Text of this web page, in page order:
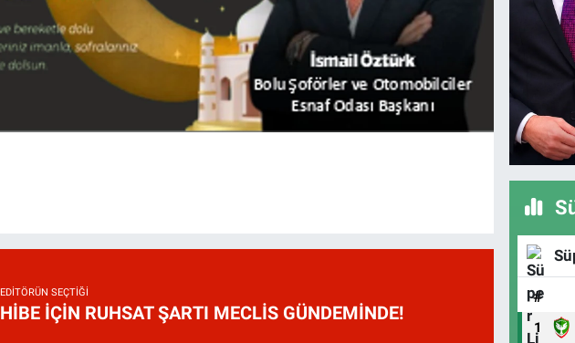
EDITÖRÜN SEÇTIĞI
HİBE İÇİN RUHSAT ŞARTI MECLİS GÜNDEMİNDE!
#
1